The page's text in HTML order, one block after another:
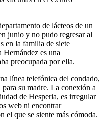
de lácteos de un
junio y no pudo regresar al
en la familia de siete
Hernández es una
preocupada por ella.
línea telefónica del condado,
su madre. La conexión a
de Hesperia, es irregular
web ni encontrar
el que se siente más cómoda.